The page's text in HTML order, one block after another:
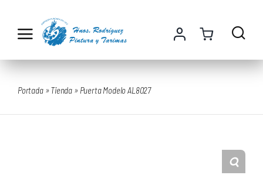
contenido
Portada»Tienda » Puerta Modelo AL8027